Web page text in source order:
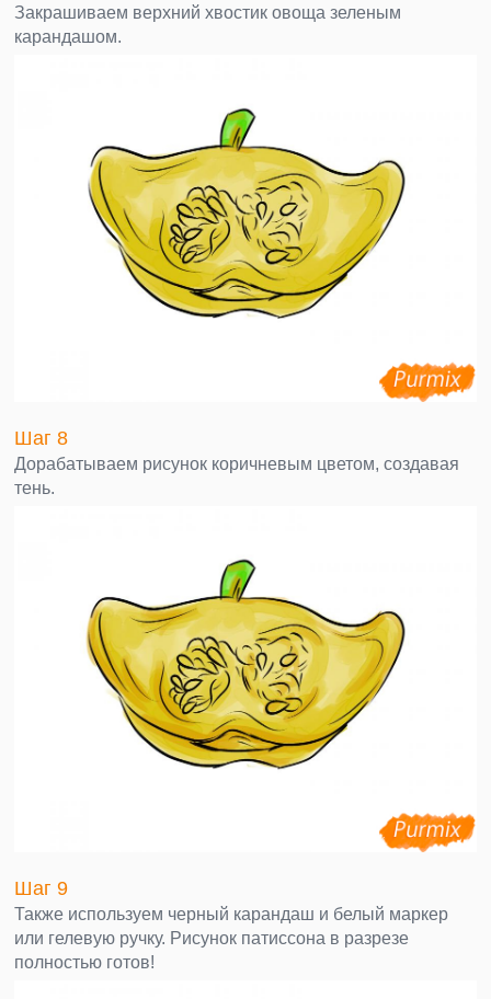
Закрашиваем верхний хвостик овоща зеленым
карандашом.
Шаг 8
Дорабатываем рисунок коричневым цветом, создавая
тень.
Шаг 9
Также используем черный карандаш и белый маркер
или гелевую ручку. Рисунок патиссона в разрезе
полностью готов!